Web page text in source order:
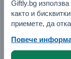
Отвори
Giftly.bg
както и
приемете, да
Повече